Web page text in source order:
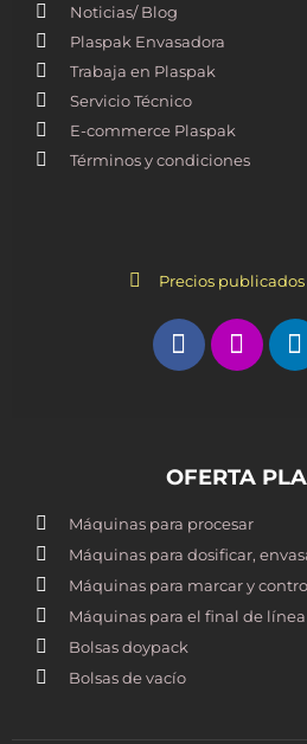
Noticias/ Blog
Plaspak Envasadora
Trabaja en Plaspak
Servicio Técnico
E-commerce Plaspak
Términos y condiciones
Precios
OFERTA
Máquinas para procesar
Máquinas para dosificar,
Máquinas para marcar y
Máquinas para el final de línea
Bolsas doypack
Bolsas de vacío